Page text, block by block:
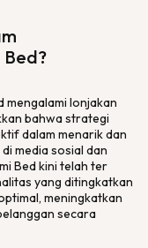
mengalami lonjakan
bahwa strategi
dalam menarik dan
media sosial dan
Bed kini telah ter
yang ditingkatkan
meningkatkan
secara